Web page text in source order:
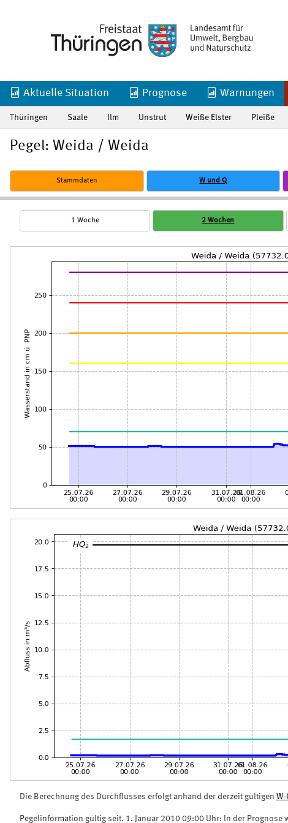
Aktuelle Situation Prognose Warnungen
Thüringen Saale Ilm Unstrut Weiße Elster Pleiße
Pegel: Weida / Weida
Stammdaten W und Q
1 Woche 2 Wochen
Die Berechnung des Durchflusses erfolgt anhand der derzeit gültigen W-
Pegelinformation gültig seit. 1. Januar 2010 09:00 Uhr: In der